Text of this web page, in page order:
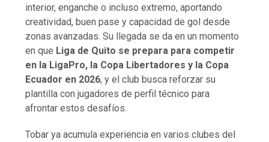
interior, enganche o incluso extremo, aportando
creatividad, buen pase y capacidad de gol desde
zonas avanzadas. Su llegada se da en un momento
en que Liga de Quito se prepara para competir
en la LigaPro, la Copa Libertadores y la Copa
Ecuador en 2026, y el club busca reforzar su
plantilla con jugadores de perfil técnico para
afrontar estos desafíos.
Tobar ya acumula experiencia en varios clubes del